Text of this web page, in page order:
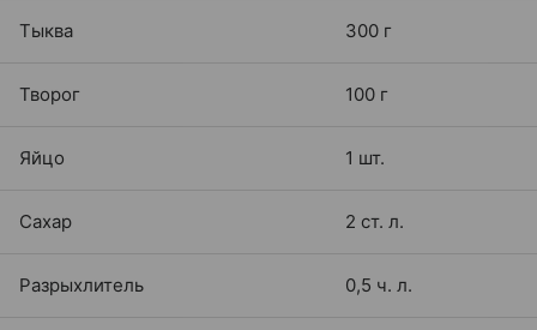
Тыква 300 г
Творог 100 г
Яйцо 1 шт.
Сахар 2 ст. л.
Разрыхлитель 0,5 ч. л.